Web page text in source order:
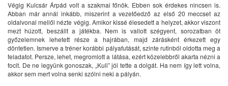
Végig Kulcsár Árpád volt a szakmai főnök. Ebben sok érdekes nincsen is.
Abban már annál inkább, miszerint a vezetőedző az első 20 meccset az
oldalvonal mellől nézte végig. Amikor kissé élesedett a helyzet, akkor viszont
mezt húzott, beszállt a játékba. Nem is vallott szégyent, sorozatban öt
győzelemnek lehetett része a hajrában, majd zárásként érkezett egy
döntetlen. Ismerve a tréner korábbi pályafutását, szinte rutinból oldotta meg a
feladatot. Persze, lehet, megromlott a látása, ezért közelebbről akarta nézni a
focit. De ne legyünk gonoszak, „Kuli” jól tette a dolgát. Ha nem így lett volna,
akkor sem mert volna senki szólni neki a pályán.